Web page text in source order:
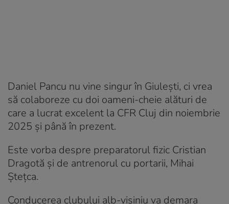
Daniel Pancu nu vine singur în Giulești, ci vrea
să colaboreze cu doi oameni-cheie alături de
care a lucrat excelent la CFR Cluj din noiembrie
2025 și până în prezent.
Este vorba despre preparatorul fizic Cristian
Dragotă și de antrenorul cu portarii, Mihai
Ștețca.
Conducerea clubului alb-vișiniu va demara